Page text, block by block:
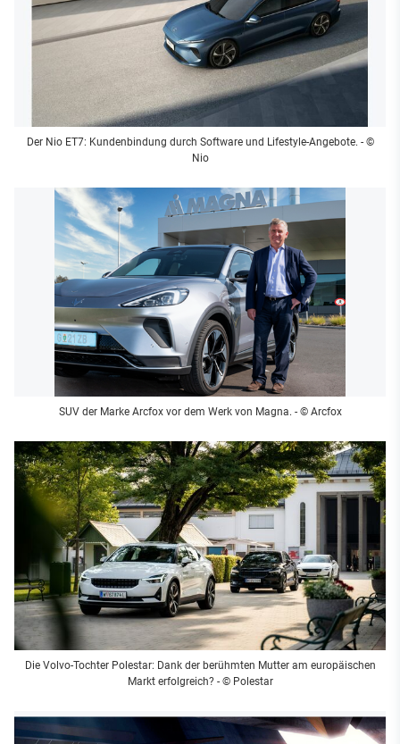
Der Nio ET7: Kundenbindung durch Software und Lifestyle-Angebote. - ©
Nio
SUV der Marke Arcfox vor dem Werk von Magna. - © Arcfox
Die Volvo-Tochter Polestar: Dank der berühmten Mutter am europäischen
Markt erfolgreich?- © Polestar